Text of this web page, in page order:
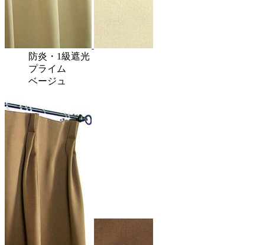
防炎 ・ 1級遮光
プライム
ベージュ